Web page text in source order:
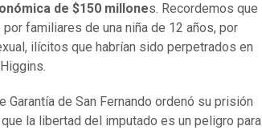
de $150 millones. Recordemos que
familiares de una niña de 12 años, por
ilícitos que habrían sido perpetrados en
de San Fernando ordenó su prisión
la libertad del imputado es un peligro para